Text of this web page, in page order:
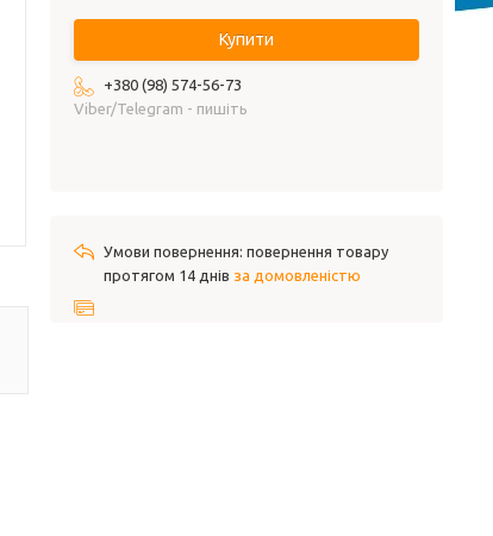
Купити
+380 (98) 574-56-73
Viber/Telegram - пишіть
повернення товару
протягом 14 днів за домовленістю